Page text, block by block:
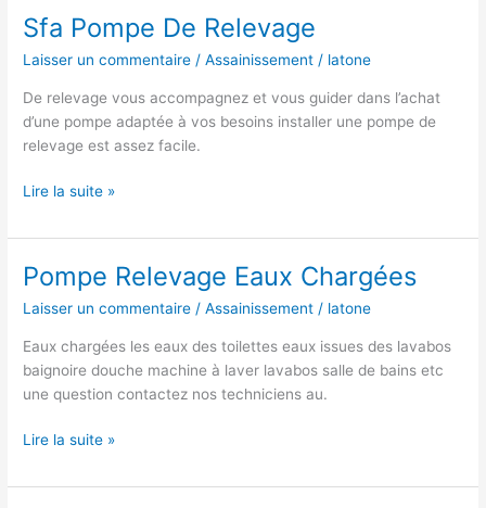
Btp
Sfa Pompe De Relevage
Laisser un commentaire /Assainissement / latone
De relevage vous accompagnez et vous guider dans l’achat
d’une pompe adaptée à vos besoins installer une pompe de
relevage est assez facile.
Sfa
De
Relevage
Lire la suite »
Pompe Relevage Eaux Chargées
Laisser un commentaire /Assainissement / latone
Eaux chargées les eaux des toilettes eaux issues des lavabos
baignoire douche machine à laver lavabos salle de bains etc
une question contactez nos techniciens au.
Pompe
Eaux
Lire la suite »